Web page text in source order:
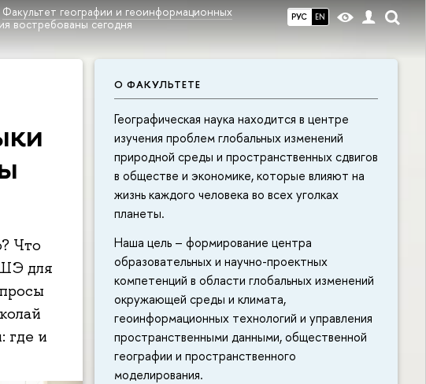
РУС EN
Факультет географии и геоинформационных
востребованы сегодня
О ФАКУЛЬТЕТЕ
Географическая наука находится в центре
изучения проблем глобальных изменений
природной среды и пространственных сдвигов
в обществе и экономике, которые влияют на
жизнь каждого человека во всех уголках
планеты.
Наша цель – формирование центра
образовательных и научно-проектных
компетенций в области глобальных изменений
окружающей среды и климата,
геоинформационных технологий и управления
пространственными данными, общественной
географии и пространственного
моделирования.
Что
для
где и